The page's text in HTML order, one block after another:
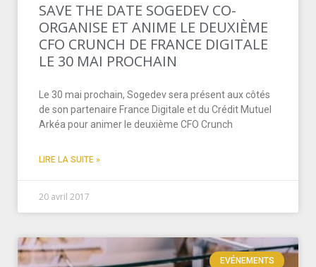
SAVE THE DATE SOGEDEV CO-
ORGANISE ET ANIME LE DEUXIÈME
CFO CRUNCH DE FRANCE DIGITALE
LE 30 MAI PROCHAIN
Le 30 mai prochain, Sogedev sera présent aux côtés
de son partenaire France Digitale et du Crédit Mutuel
Arkéa pour animer le deuxième CFO Crunch
LIRE LA SUITE »
20 avril 2017
EVÉNEMENTS